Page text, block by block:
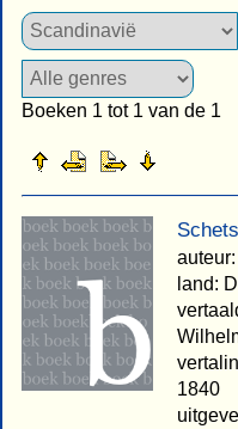
Boeken 1 tot 1 van de 1
auteur:
land:
1840